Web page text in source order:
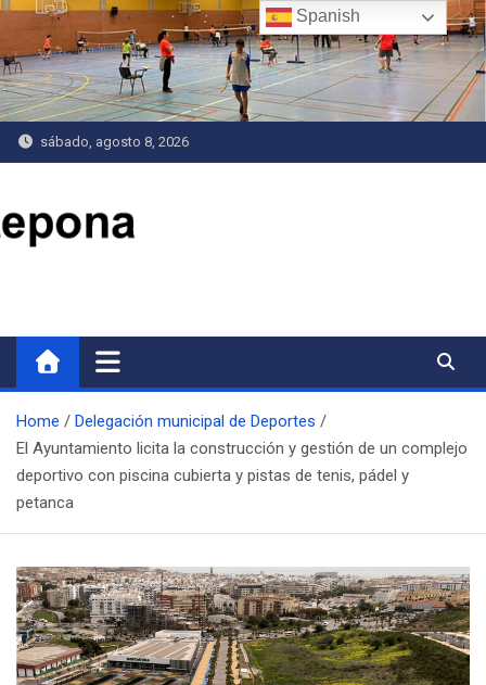
Saltar
contenido
sábado, agosto 8, 2026
Home
Delegación municipal de Deportes
El Ayuntamiento licita la construcción y gestión de un complejo
deportivo con piscina cubierta y pistas de tenis, pádel y
petanca
Spanish